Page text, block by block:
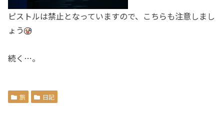
ピストルは禁止となっていますので、こちらも注意しまし
ょう
続く…。
旅 日記